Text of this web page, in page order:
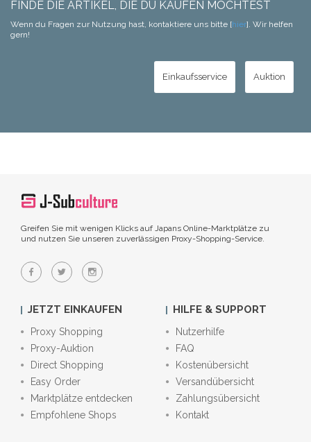
FINDE DIE ARTIKEL, DIE DU KAUFEN MÖCHTEST
Wenn du Fragen zur Nutzung hast, kontaktiere uns bitte [hier]. Wir helfen
gern!
Einkaufsservice Auktion
Greifen Sie mit wenigen Klicks auf Japans Online-Marktplätze zu
und nutzen Sie unseren zuverlässigen Proxy-Shopping-Service.
JETZT EINKAUFEN
Proxy Shopping
Proxy-Auktion
Direct Shopping
Easy Order
Marktplätze entdecken
Empfohlene Shops
HILFE & SUPPORT
Nutzerhilfe
FAQ
Kostenübersicht
Versandübersicht
Zahlungsübersicht
Kontakt